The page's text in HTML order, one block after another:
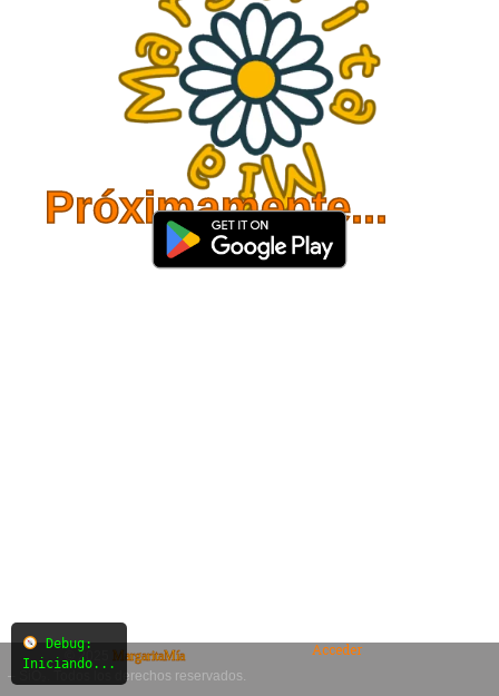
Próximamente...
© 2025
MargaritaMía
– SiO₂. Todos los derechos reservados.
Acceder
Debug:
Iniciando...